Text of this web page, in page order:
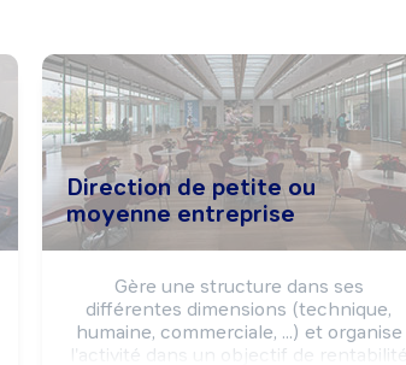
Direction de petite ou
moyenne entreprise
Gère une structure dans ses
différentes dimensions (technique,
humaine, commerciale, ...) et organise
l'activité dans un objectif de rentabilité